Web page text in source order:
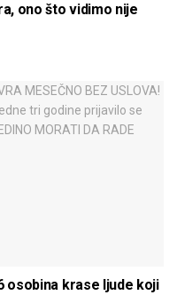
ono što vidimo nije
osobina krase ljude koji